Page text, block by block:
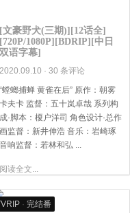
[文豪野犬(三期)][12话全]
[720P/1080P][BDRIP][中日
双语字幕]
2020.09.10 · 30 条评论
“螳螂捕蝉 黄雀在后” 原作：朝雾
卡夫卡 监督：五十岚卓哉 系列构
成·脚本：榎户洋司 角色设计·总作
画监督：新井伸浩 音乐：岩崎琢
音响监督：若林和弘 ...
阅读全文...
· 完结番